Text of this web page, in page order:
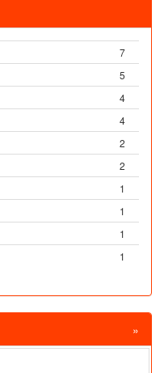
7
5
4
4
2
2
1
1
1
1
»